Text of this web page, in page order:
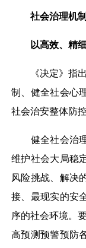
社会治理机
以高效、精细
《决定》指出
制、健全社会心
社会治安整体防
健全社会治理
维护社会大局稳
风险挑战、解决
接、最现实的安
序的社会环境。
高预测预警预防